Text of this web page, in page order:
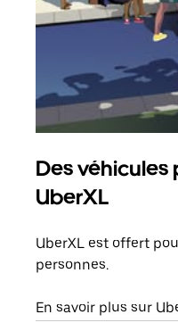
Des véhicules
UberXL
UberXL est offert
personnes.
En savoir plus sur